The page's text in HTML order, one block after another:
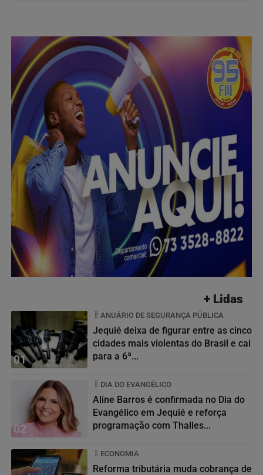
+ Lidas
01
ANUÁRIO DE SEGURANÇA PÚBLICA
Jequié deixa de figurar entre as cinco
cidades mais violentas do Brasil e cai
para a 6ª...
02
DIA DO EVANGÉLICO
Aline Barros é confirmada no Dia do
Evangélico em Jequié e reforça
programação com Thalles...
ECONOMIA
Reforma tributária muda cobrança de